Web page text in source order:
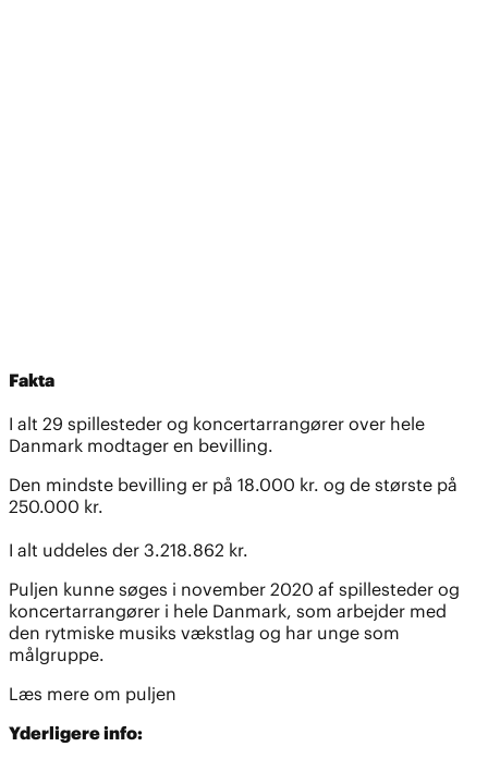
Fakta
I alt 29 spillesteder og koncertarrangører over hele
Danmark modtager en bevilling.
Den mindste bevilling er på 18.000 kr. og de største på
250.000 kr.
I alt uddeles der 3.218.862 kr.
Puljen kunne søges i november 2020 af spillesteder og
koncertarrangører i hele Danmark, som arbejder med
den rytmiske musiks vækstlag og har unge som
målgruppe.
Læs mere om puljen
Yderligere info: